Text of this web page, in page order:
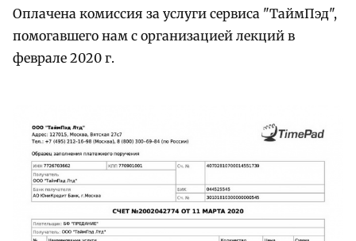
Оплачена комиссия за услуги сервиса "ТаймПэд",
помогавшего нам с организацией лекций в
феврале 2020 г.